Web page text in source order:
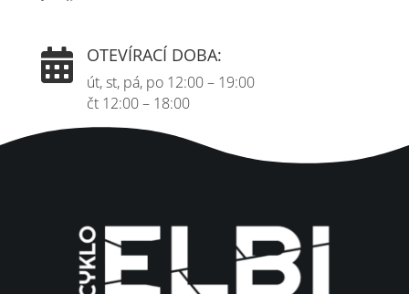
 OTEVÍRACÍ DOBA:
út, st, pá, po 12:00 – 19:00
čt 12:00 – 18:00